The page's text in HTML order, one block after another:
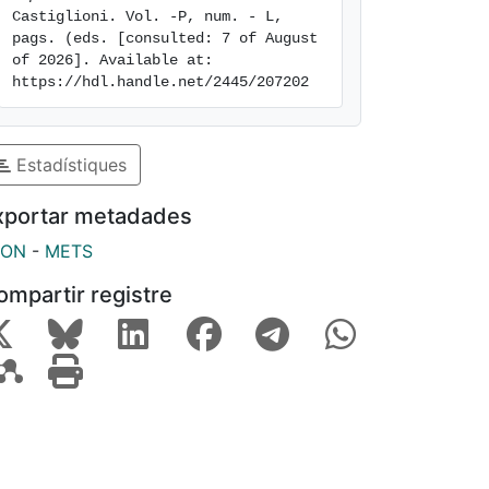
Castiglioni. Vol. -P, num. - L,
pags. (eds. [consulted: 7 of August
of 2026]. Available at:
https://hdl.handle.net/2445/207202
Estadístiques
metadades
- METS
registre